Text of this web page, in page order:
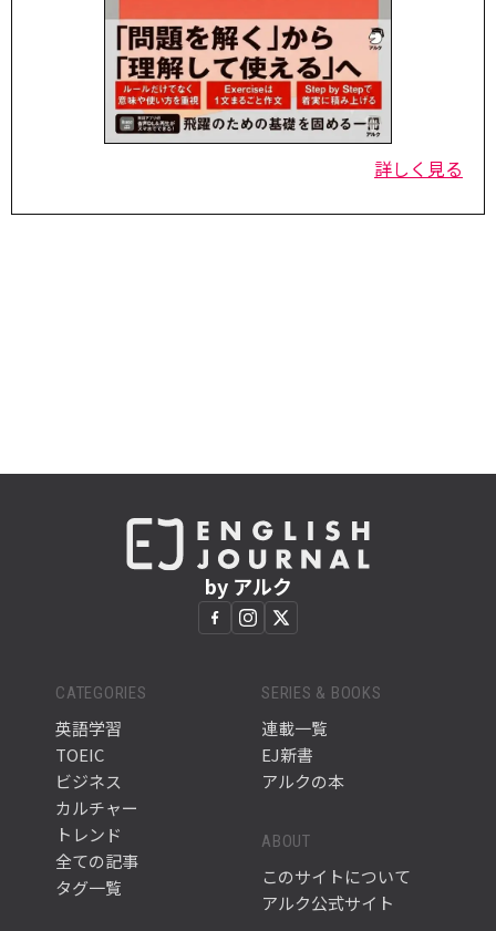
詳しく見る
by アルク
CATEGORIES
英語学習
TOEIC
ビジネス
カルチャー
トレンド
全ての記事
タグ一覧
SERIES & BOOKS
連載一覧
EJ新書
アルクの本
ABOUT
このサイトについて
アルク公式サイト